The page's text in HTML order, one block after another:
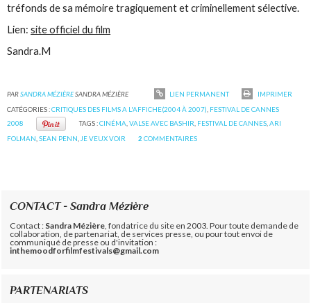
tréfonds de sa mémoire tragiquement et criminellement sélective.
Lien:site officiel du film
Sandra.M
PARSANDRA MÉZIÈRESANDRA MÉZIÈRE LIEN PERMANENT
IMPRIMER
CATÉGORIES :CRITIQUES DES FILMS A L'AFFICHE(2004 À 2007) FESTIVAL DE CANNES
2008
TAGS :CINÉMA VALSE AVEC BASHIR FESTIVAL DE CANNES, ARI
FOLMAN ,SEAN PENN JE VEUX VOIR 2 COMMENTAIRES
CONTACT - Sandra Mézière
Contact : Sandra Mézière , fondatrice du site en 2003. Pour toute demande de
collaboration, de partenariat, de services presse, ou pour tout envoi de
communiqué de presse ou d'invitation :
inthemoodforfilmfestivals@gmail.com
PARTENARIATS